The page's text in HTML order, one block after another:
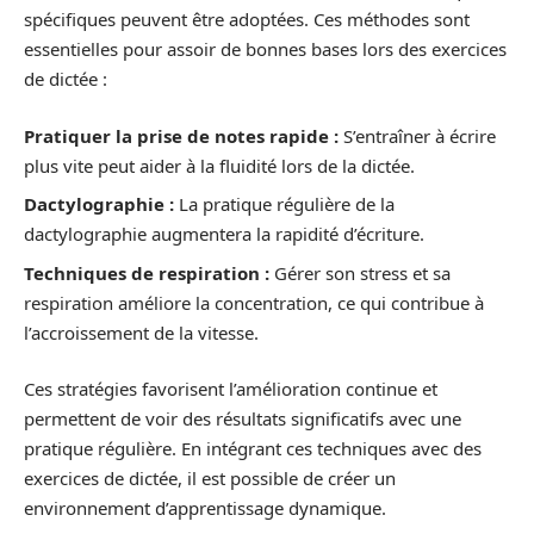
spécifiques peuvent être adoptées. Ces méthodes sont
essentielles pour assoir de bonnes bases lors des exercices
de dictée :
Pratiquer la prise de notes rapide : S’entraîner à écrire
plus vite peut aider à la fluidité lors de la dictée.
Dactylographie : La pratique régulière de la
dactylographie augmentera la rapidité d’écriture.
Techniques de respiration : Gérer son stress et sa
respiration améliore la concentration, ce qui contribue à
l’accroissement de la vitesse.
Ces stratégies favorisent l’amélioration continue et
permettent de voir des résultats significatifs avec une
pratique régulière. En intégrant ces techniques avec des
exercices de dictée, il est possible de créer un
environnement d’apprentissage dynamique.